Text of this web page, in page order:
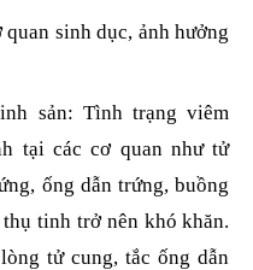
sinh dục, ảnh hưởng
sản: Tình trạng viêm
tại các cơ quan như tử
ống dẫn trứng, buồng
tinh trở nên khó khăn.
tử cung, tắc ống dẫn